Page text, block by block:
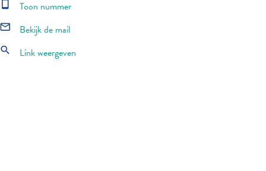
smartphone Toon nummer
mail_outline Bekijk de mail
search Link weergeven